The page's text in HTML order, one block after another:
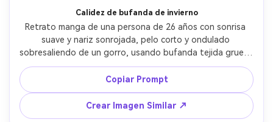
Calidez de bufanda de invierno
Retrato manga de una persona de 26 años con sonrisa
suave y nariz sonrojada, pelo corto y ondulado
sobresaliendo de un gorro, usando bufanda tejida gruesa
y abrigo de lana, fondo de calle nevada, luz fría ambiental
con resplandor cálido de aliento, líneas finas, screentone
denso en la textura del abrigo, copos de nieve delicados,
encuadre de busto, mood acogedor, gran nitidez, sin
texto, lente 85mm, poca profundidad de campo --ar 4:5
Copiar Prompt
Crear Imagen Similar ↗